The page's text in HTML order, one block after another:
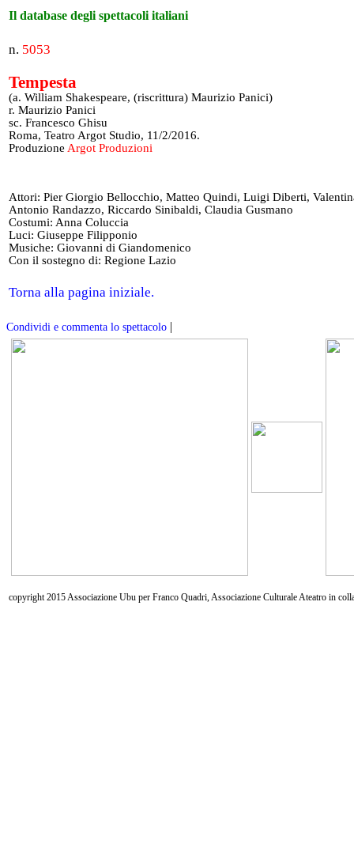
Il database degli spettacoli italiani
n. 5053
Tempesta
(a. William Shakespeare, (riscrittura) Maurizio Panici)
r. Maurizio Panici
sc. Francesco Ghisu
Roma, Teatro Argot Studio, 11/2/2016.
Produzione Argot Produzioni
Attori: Pier Giorgio Bellocchio, Matteo Quindi, Luigi Diberti,
Antonio Randazzo, Riccardo Sinibaldi, Claudia Gusmano
Costumi: Anna Coluccia
Luci: Giuseppe Filipponio
Musiche: Giovanni di Giandomenico
Con il sostegno di: Regione Lazio
Torna alla pagina iniziale.
Condividi e commenta lo spettacolo |
copyright 2015 Associazione Ubu per Franco Quadri, Associazione Culturale Ateatro in